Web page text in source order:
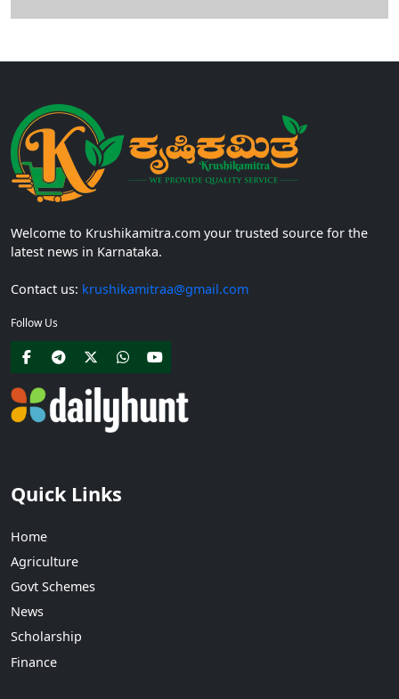
Welcome to Krushikamitra.com your trusted source for the
latest news in Karnataka.
Contact us: krushikamitraa@gmail.com
Follow Us
Quick Links
Home
Agriculture
Govt Schemes
News
Scholarship
Finance